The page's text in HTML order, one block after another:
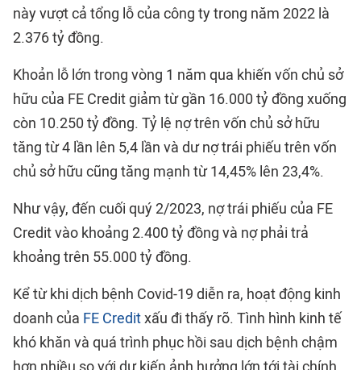
này vượt cả tổng lỗ của công ty trong năm 2022 là
2.376 tỷ đồng.
Khoản lỗ lớn trong vòng 1 năm qua khiến vốn chủ sở
hữu của FE Credit giảm từ gần 16.000 tỷ đồng xuống
còn 10.250 tỷ đồng. Tỷ lệ nợ trên vốn chủ sở hữu
tăng từ 4 lần lên 5,4 lần và dư nợ trái phiếu trên vốn
chủ sở hữu cũng tăng mạnh từ 14,45% lên 23,4%.
Như vậy, đến cuối quý 2/2023, nợ trái phiếu của FE
Credit vào khoảng 2.400 tỷ đồng và nợ phải trả
khoảng trên 55.000 tỷ đồng.
Kể từ khi dịch bệnh Covid-19 diễn ra, hoạt động kinh
doanh của FE Creditxấu đi thấy rõ. Tình hình kinh tế
khó khăn và quá trình phục hồi sau dịch bệnh chậm